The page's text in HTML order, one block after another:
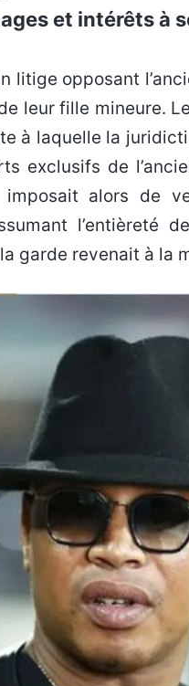
et intérêts à
leur fille mineure.
à laquelle la
exclusifs de
alors de
l’entièreté
garde revenait à la